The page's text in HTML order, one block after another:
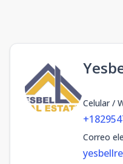
Celular /
Correo